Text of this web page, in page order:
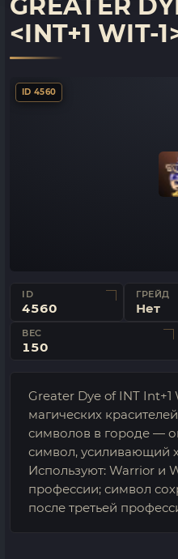
GREATER
<INT+1 WIT-
ID 4560
ID
4560
ГРЕЙД
Нет
ВЕС
150
Greater Dye of INT Int+1
магических
символов в городе —
символ, усиливающий
Используют: Warrior и
профессии; символ
после третьей